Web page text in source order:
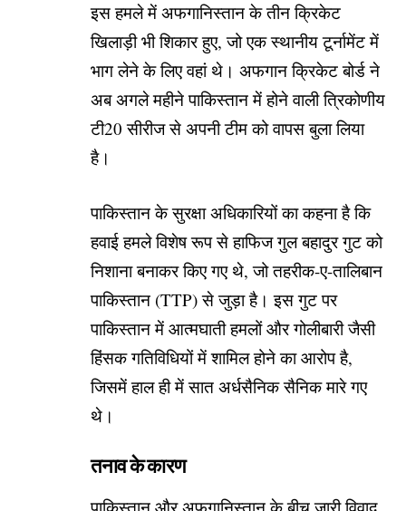
इस हमले में अफगानिस्तान के तीन क्रिकेट
खिलाड़ी भी शिकार हुए, जो एक स्थानीय टूर्नामेंट में
भाग लेने के लिए वहां थे। अफगान क्रिकेट बोर्ड ने
अब अगले महीने पाकिस्तान में होने वाली त्रिकोणीय
टी20 सीरीज से अपनी टीम को वापस बुला लिया
है।
पाकिस्तान के सुरक्षा अधिकारियों का कहना है कि
हवाई हमले विशेष रूप से हाफिज गुल बहादुर गुट को
निशाना बनाकर किए गए थे, जो तहरीक-ए-तालिबान
पाकिस्तान (TTP) से जुड़ा है। इस गुट पर
पाकिस्तान में आत्मघाती हमलों और गोलीबारी जैसी
हिंसक गतिविधियों में शामिल होने का आरोप है,
जिसमें हाल ही में सात अर्धसैनिक सैनिक मारे गए
थे।
तनाव के कारण